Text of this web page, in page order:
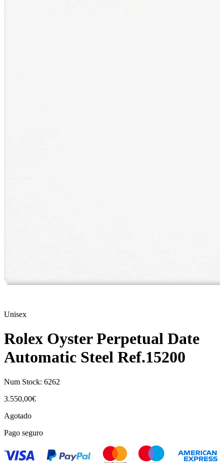
Unisex
Rolex Oyster Perpetual Date
Automatic Steel Ref.15200
Num Stock: 6262
3.550,00€
Agotado
Pago seguro